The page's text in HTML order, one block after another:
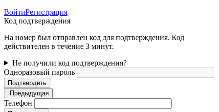
ВойтиРегистрация
Код подтверждения
На номер был отправлен код для подтверждения. Код
действителен в течение 3 минут.
Не получили код подтверждения?
Одноразовый пароль
Подтвердить
Предыдущая
Телефон